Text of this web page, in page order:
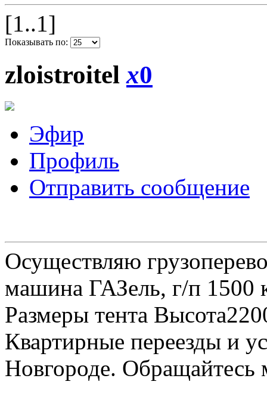
[1..1]
Показывать по:
zloistroitelx0
Эфир
Профиль
Отправить сообщение
Осуществляю
машина ГАЗель, г/п 1500
Размеры тента
Квартирные переезды и
Новгороде.